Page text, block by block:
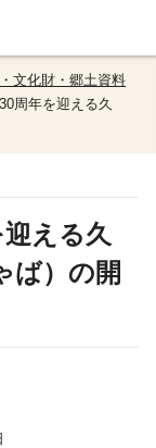
文化財・郷土資料
周年を迎える久
える久
ば）の開